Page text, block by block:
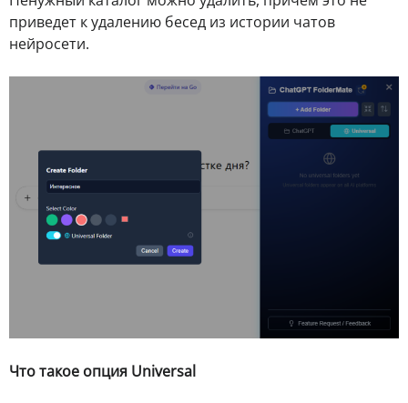
приведет к удалению бесед из истории чатов
нейросети.
Что такое опция Universal